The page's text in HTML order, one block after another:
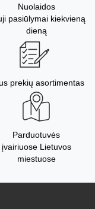
Nuolaidos
pasiūlymai kiekvieną
dieną
prekių asortimentas
Parduotuvės
įvairiuose Lietuvos
miestuose